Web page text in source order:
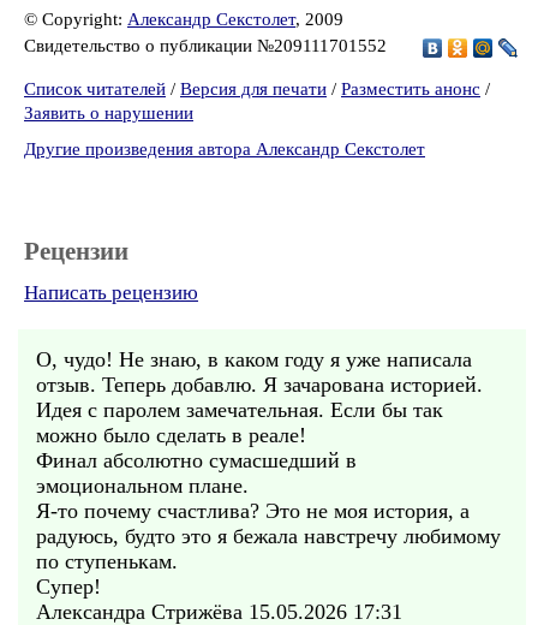
© Copyright: Александр Секстолет, 2009
Свидетельство о публикации №209111701552
Список читателей / Версия для печати / Разместить анонс /
Заявить о нарушении
Другие произведения автора Александр Секстолет
Рецензии
Написать рецензию
О, чудо! Не знаю, в каком году я уже написала
отзыв. Теперь добавлю. Я зачарована историей.
Идея с паролем замечательная. Если бы так
можно было сделать в реале!
Финал абсолютно сумасшедший в
эмоциональном плане.
Я-то почему счастлива? Это не моя история, а
радуюсь, будто это я бежала навстречу любимому
по ступенькам.
Супер!
Александра Стрижёва 15.05.2026 17:31